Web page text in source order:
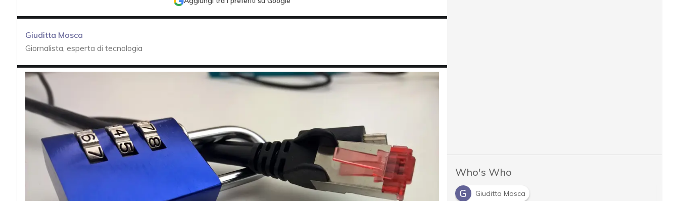
Giuditta Mosca
Giornalista, esperta di tecnologia
Who's Who
G
Giuditta Mosca